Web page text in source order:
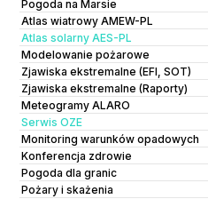
Pogoda na Marsie
Atlas wiatrowy AMEW-PL
Atlas solarny AES-PL
Modelowanie pożarowe
Zjawiska ekstremalne (EFI, SOT)
Zjawiska ekstremalne (Raporty)
Meteogramy ALARO
Serwis OZE
Monitoring warunków opadowych
Konferencja zdrowie
Pogoda dla granic
Pożary i skażenia
Etapy
CMM 28
Burza to zjawisko
opracowaniu
Czytaj Dalej